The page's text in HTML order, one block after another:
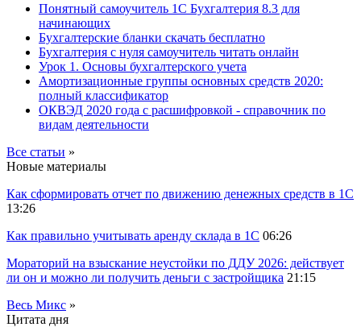
Понятный самоучитель 1С Бухгалтерия 8.3 для
начинающих
Бухгалтерские бланки скачать бесплатно
Бухгалтерия с нуля самоучитель читать онлайн
Урок 1. Основы бухгалтерского учета
Амортизационные группы основных средств 2020:
полный классификатор
ОКВЭД 2020 года с расшифровкой - справочник по
видам деятельности
Все статьи »
Новые материалы
Как сформировать отчет по движению денежных средств в 1С
13:26
Как правильно учитывать аренду склада в 1С 06:26
Мораторий на взыскание неустойки по ДДУ 2026: действует
ли он и можно ли получить деньги с застройщика 21:15
Весь Микс »
Цитата дня